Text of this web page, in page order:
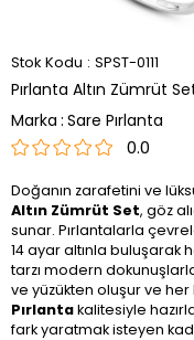
Stok Kodu SPST-0111
Pırlanta Altın Zümrüt
Marka : Sare Pırlanta
0.0
Doğanın zarafetini ve
Altın Zümrüt Set, göz
sunar. Pırlantalarla
14 ayar altınla buluşarak
tarzı modern
ve yüzükten oluşur ve her
Pırlantakalitesiyle
fark yaratmak isteyen